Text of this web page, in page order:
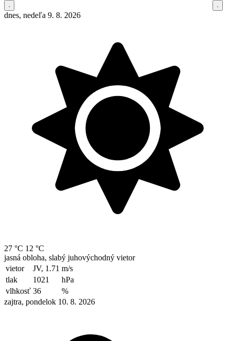
dnes, nedeľa 9. 8. 2026
27 °C 12 °C
jasná obloha, slabý juhovýchodný vietor
vietor
JV, 1.71 m/s
tlak
1021
hPa
vlhkosť 36
%
zajtra, pondelok 10. 8. 2026